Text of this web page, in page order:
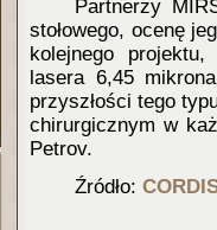
Partnerzy
stołowego, ocenę
kolejnego
lasera 6,45
przyszłości tego
chirurgicznym w
Petrov.
Źródło: